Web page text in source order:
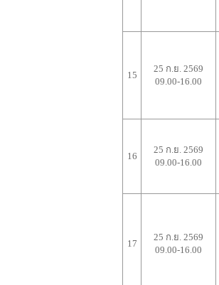
15
25 ก.ย. 2569
09.00-16.00
16
25 ก.ย. 2569
09.00-16.00
17
25 ก.ย. 2569
09.00-16.00